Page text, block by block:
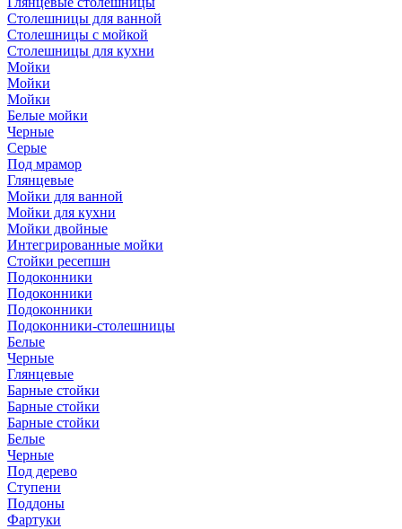
Столешницы для ванной
Столешницы с мойкой
Столешницы для кухни
Мойки
Мойки
Мойки
Белые мойки
Черные
Серые
Под мрамор
Глянцевые
Мойки для ванной
Мойки для кухни
Мойки двойные
Интегрированные мойки
Стойки ресепшн
Подоконники
Подоконники
Подоконники
Подоконники-столешницы
Белые
Черные
Глянцевые
Барные стойки
Барные стойки
Барные стойки
Белые
Черные
Под дерево
Ступени
Поддоны
Фартуки